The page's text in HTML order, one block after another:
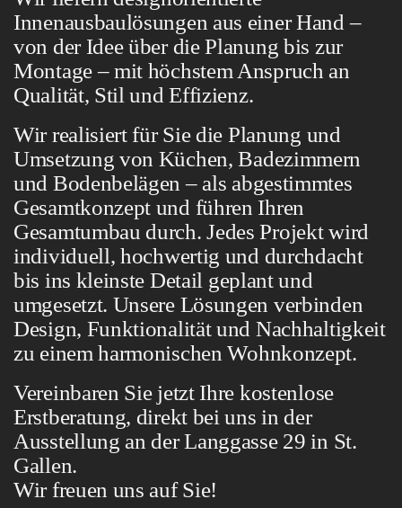
Innenausbaulösungen aus einer Hand –
von der Idee über die Planung bis zur
Montage – mit höchstem Anspruch an
Qualität, Stil und Effizienz.
Wir realisiert für Sie die Planung und
Umsetzung von Küchen, Badezimmern
und Bodenbelägen – als abgestimmtes
Gesamtkonzept und führen Ihren
Gesamtumbau durch. Jedes Projekt wird
individuell, hochwertig und durchdacht
bis ins kleinste Detail geplant und
umgesetzt. Unsere Lösungen verbinden
Design, Funktionalität und Nachhaltigkeit
zu einem harmonischen Wohnkonzept.
Vereinbaren Sie jetzt Ihre kostenlose
Erstberatung, direkt bei uns in der
Ausstellung an der Langgasse 29 in St.
Gallen.
Wir freuen uns auf Sie!